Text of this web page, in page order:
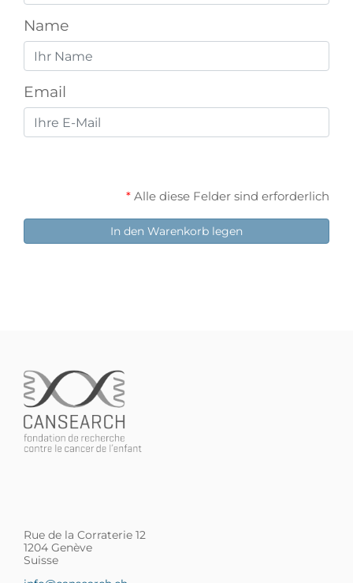
Name
Email
Alle diese Felder sind erforderlich
In den Warenkorb legen
Rue de la Corraterie 12
1204 Genève
Suisse